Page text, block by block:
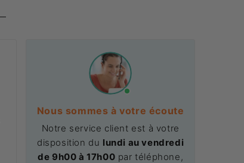
Nous sommes à votre écoute
Notre service client est à votre
disposition du lundi au vendredi
de 9h00 à 17h00 par téléphone,